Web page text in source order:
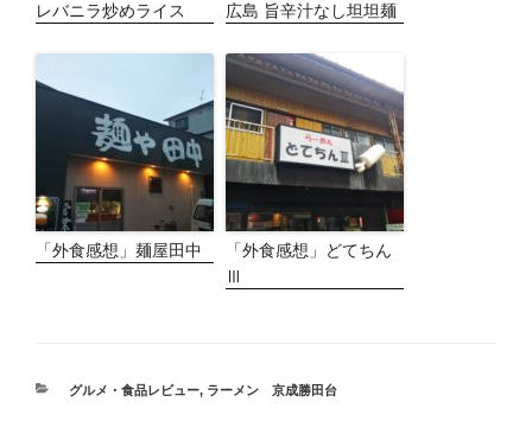
レバニラ炒めライス
広島 旨辛汁なし坦坦麺
「外食感想」麺屋田中
「外食感想」どてちん
Ⅲ
カ
グルメ・食品レビュー, ラーメン 京成勝田台